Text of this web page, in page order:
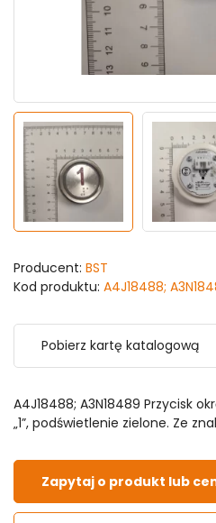
Producent: BST
Kod produktu: A4J18488;
Pobierz kartę katalogową
A4J18488; A3N18489 Przycisk
„1”, podświetlenie zielone. Ze
Zapytaj o produkt lub